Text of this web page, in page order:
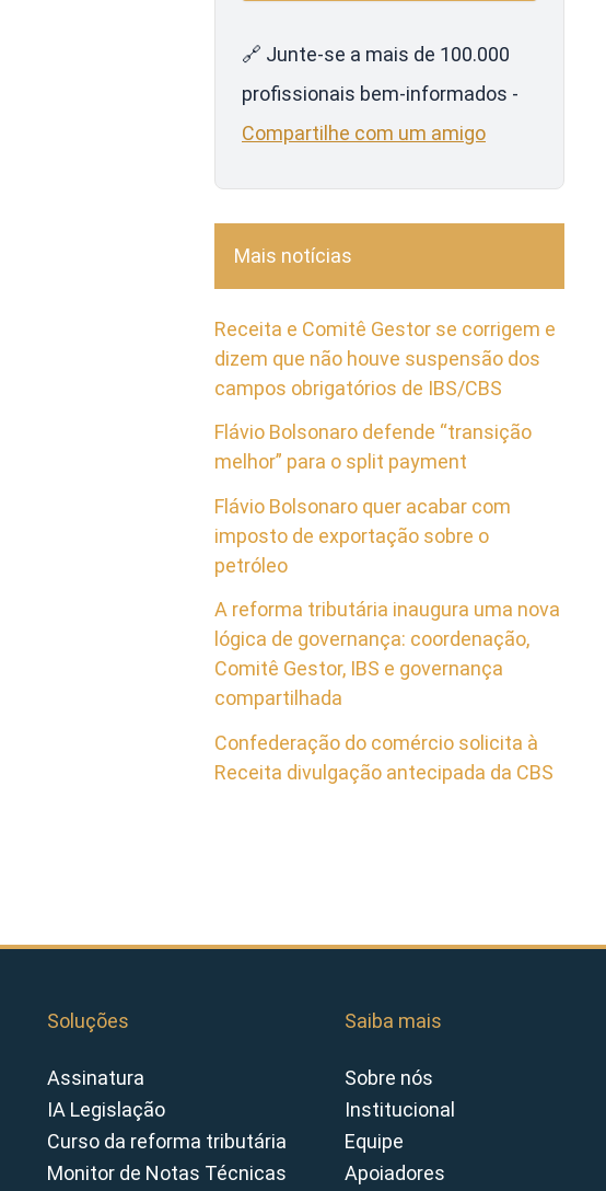
🔗 Junte-se a mais de 100.000
profissionais bem-informados -
Compartilhe com um amigo
Mais notícias
Receita e Comitê Gestor se corrigem e
dizem que não houve suspensão dos
campos obrigatórios de IBS/CBS
Flávio Bolsonaro defende “transição
melhor” para o split payment
Flávio Bolsonaro quer acabar com
imposto de exportação sobre o
petróleo
A reforma tributária inaugura uma nova
lógica de governança: coordenação,
Comitê Gestor, IBS e governança
compartilhada
Confederação do comércio solicita à
Receita divulgação antecipada da CBS
Soluções
Assinatura
IA Legislação
Curso da reforma tributária
Monitor de Notas Técnicas
Saiba mais
Sobre nós
Institucional
Equipe
Apoiadores